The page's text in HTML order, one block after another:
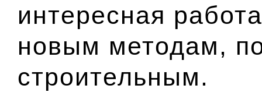
интересная
новым методам,
строительным.